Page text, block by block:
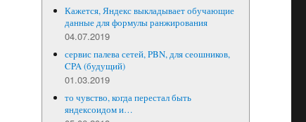
Кажется, Яндекс выкладывает обучающие
данные для формулы ранжирования
04.07.2019
сервис палева сетей, PBN, для сеошников,
CPA (будущий)
01.03.2019
то чувство, когда перестал быть
яндексоидом и…